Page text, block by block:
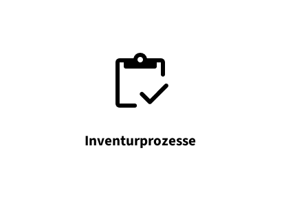
Inventurprozesse